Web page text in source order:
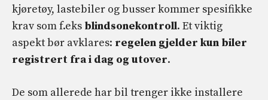
kjøretøy, lastebiler og busser kommer spesifikke
krav som f.eks blindsonekontroll. Et viktig
aspekt bør avklares: regelen gjelder kun biler
registrert fra i dag og utover.
De som allerede har bil trenger ikke installere